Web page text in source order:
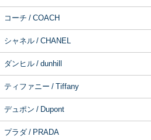
コーチ / COACH
シャネル / CHANEL
ダンヒル / dunhill
ティファニー / Tiffany
デュポン / Dupont
プラダ / PRADA